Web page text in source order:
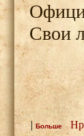
Свои
| Больше